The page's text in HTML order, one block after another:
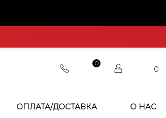
0
0
ОПЛАТА/ДОСТАВКА О НАС